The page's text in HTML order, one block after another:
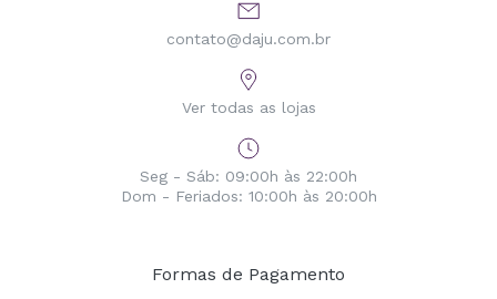
contato@daju.com.br
Ver todas as lojas
Seg - Sáb: 09:00h às 22:00h
Dom - Feriados: 10:00h às 20:00h
Formas de Pagamento